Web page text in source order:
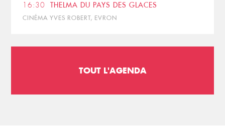
16:30 THELMA DU PAYS DES GLACES
CINÉMA YVES ROBERT, EVRON
TOUT L'AGENDA